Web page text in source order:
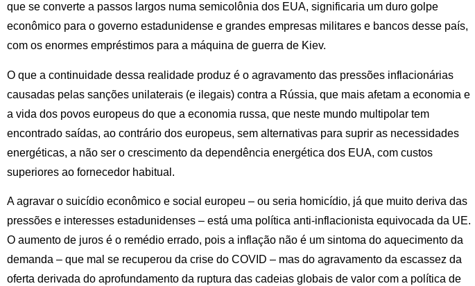
que se converte a passos largos numa semicolônia dos EUA, significaria um duro golpe
econômico para o governo estadunidense e grandes empresas militares e bancos desse país,
com os enormes empréstimos para a máquina de guerra de Kiev.
O que a continuidade dessa realidade produz é o agravamento das pressões inflacionárias
causadas pelas sanções unilaterais (e ilegais) contra a Rússia, que mais afetam a economia e
a vida dos povos europeus do que a economia russa, que neste mundo multipolar tem
encontrado saídas, ao contrário dos europeus, sem alternativas para suprir as necessidades
energéticas, a não ser o crescimento da dependência energética dos EUA, com custos
superiores ao fornecedor habitual.
A agravar o suicídio econômico e social europeu – ou seria homicídio, já que muito deriva das
pressões e interesses estadunidenses – está uma política anti-inflacionista equivocada da UE.
O aumento de juros é o remédio errado, pois a inflação não é um sintoma do aquecimento da
demanda – que mal se recuperou da crise do COVID – mas do agravamento da escassez da
oferta derivada do aprofundamento da ruptura das cadeias globais de valor com a política de